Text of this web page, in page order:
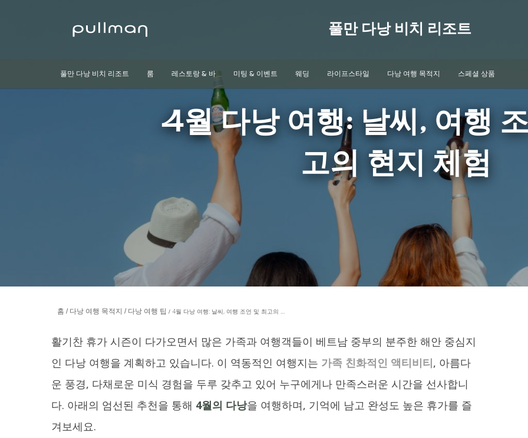
풀만 다낭 비치 리조트
풀만 다낭 비치 리조트 룸 레스토랑 & 바 미팅 & 이벤트 웨딩 라이프스타일 다낭 여행 목적지 스페셜 상품
4월 다낭 여행: 날씨, 여행
고의 현지 체험
홈 다낭 여행 목적지 다낭 여행 팁 4월 다낭 여행: 날씨, 여행 조언 및 최고의 …
활기찬 휴가 시즌이 다가오면서 많은 가족과 여행객들이 베트남 중부의 분주한 해안 중심지
인 다낭 여행을 계획하고 있습니다. 이 역동적인 여행지는 가족 친화적인 액티비티, 아름다
운 풍경, 다채로운 미식 경험을 두루 갖추고 있어 누구에게나 만족스러운 시간을 선사합니
다. 아래의 엄선된 추천을 통해 4월의 다낭을 여행하며, 기억에 남고 완성도 높은 휴가를 즐
겨보세요.